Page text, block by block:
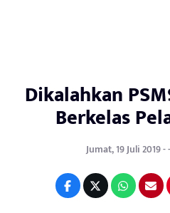
Dikalahkan
Berkelas
Jumat, 19 Juli 2019